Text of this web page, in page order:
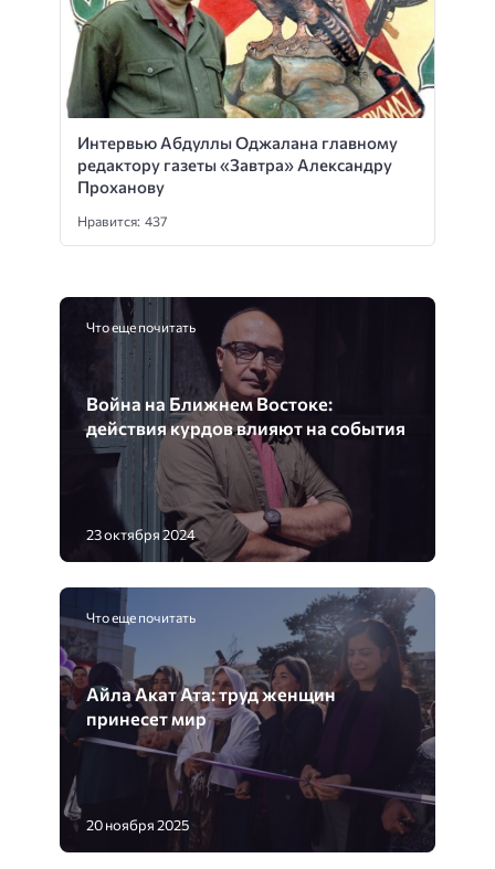
Интервью Абдуллы Оджалана главному
редактору газеты «Завтра» Александру
Проханову
Нравится: 437
Что еще почитать
Война на Ближнем Востоке:
действия курдов влияют на события
23 октября 2024
Что еще почитать
Айла Акат Ата: труд женщин
принесет мир
20 ноября 2025